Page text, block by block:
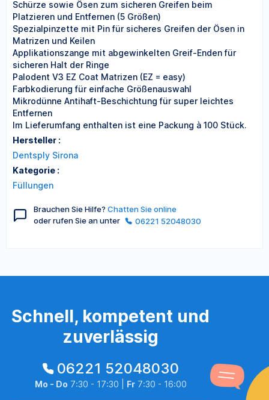
Schürze sowie Ösen zum sicheren Greifen beim
Platzieren und Entfernen (5 Größen)
Spezialpinzette mit Pin für sicheres Greifen der Ösen in
Matrizen und Keilen
Applikationszange mit abgewinkelten Greif-Enden für
sicheren Halt der Ringe
Palodent V3 EZ Coat Matrizen (EZ = easy)
Farbkodierung für einfache Größenauswahl
Mikrodünne Antihaft-Beschichtung für super leichtes
Entfernen
Im Lieferumfang enthalten ist eine Packung à 100 Stück.
Hersteller :
Dentsply Sirona
Kategorie :
Füllungen
Brauchen Sie Hilfe? Chatten Sie online
oder rufen Sie an unter
06221 52048030
Schnell, kompetent und
zuverlässig
06221 52048030
Mo - Do 7:30 - 17:30 | Fr7:30 - 16:00